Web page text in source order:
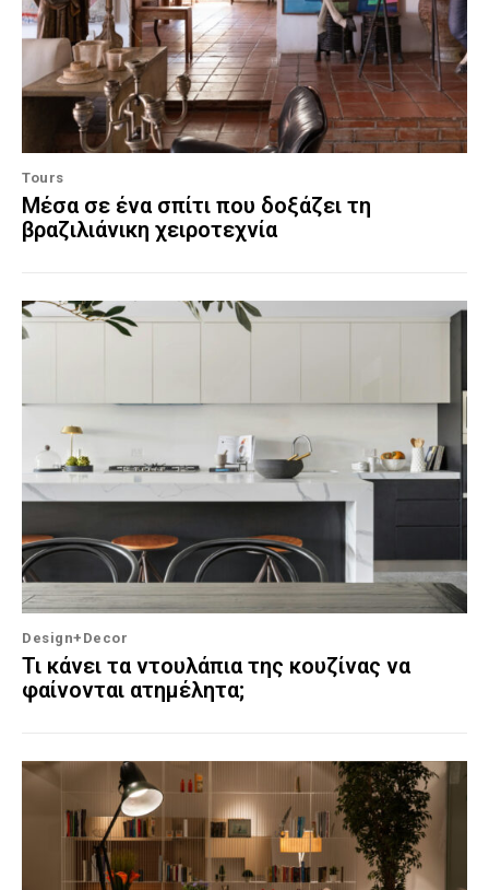
Tours
Μέσα σε ένα σπίτι που δοξάζει τη
βραζιλιάνικη χειροτεχνία
Design+Decor
Τι κάνει τα ντουλάπια της κουζίνας να
φαίνονται ατημέλητα;